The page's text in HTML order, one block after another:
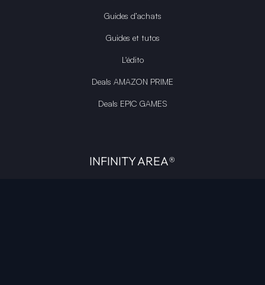
Guides d’achats
Guides et tutos
L'édito
Deals AMAZON PRIME
Deals EPIC GAMES
INFINITY AREA®